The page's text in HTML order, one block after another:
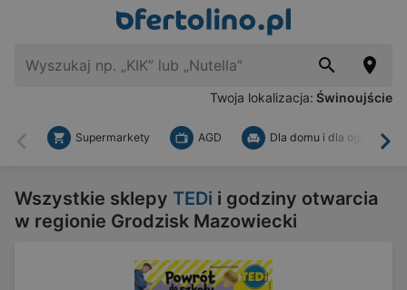
Twoja lokalizacja: Świnoujście
Wstecz
Supermarkety AGD Dla domu i dla ogrodu
Wszystkie sklepy TEDi i godziny otwarcia
w regionie Grodzisk Mazowiecki